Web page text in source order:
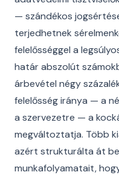
— szándékos
terjedhetnek
felelősséggel a
határ abszolút
árbevétel négy
felelősség iránya — a
a szervezetre — a
megváltoztatja. Több
azért strukturálta át
munkafolyamatait,